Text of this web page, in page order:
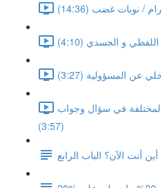
/ نوبات غضب (14:36)
و الجسدي (4:10)
عن المسؤولية (3:27)
في سؤال وجواب
(3:57)
أين أنت الآن؟ الباب الرابع